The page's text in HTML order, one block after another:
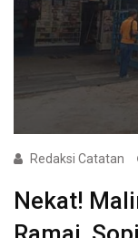
Redaksi Catatan
Nekat!